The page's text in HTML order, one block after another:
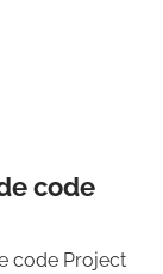
code
code Project